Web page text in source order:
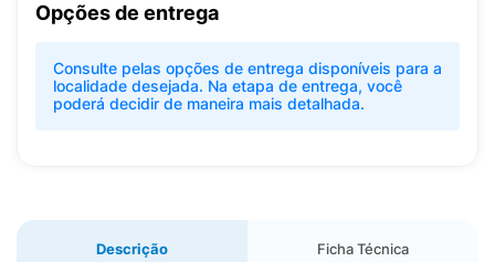
Opções de entrega
Consulte pelas opções de entrega disponíveis para a
localidade desejada. Na etapa de entrega, você
poderá decidir de maneira mais detalhada.
Descrição Ficha Técnica